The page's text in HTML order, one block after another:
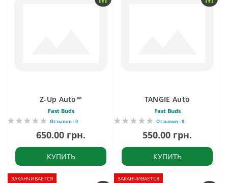
Z-Up Auto™
Fast Buds
Отзывов - 0
650.00 грн.
КУПИТЬ
TANGIE Auto
Fast Buds
Отзывов - 0
550.00 грн.
КУПИТЬ
ЗАКАНЧИВАЕТСЯ ЗАКАНЧИВАЕТСЯ